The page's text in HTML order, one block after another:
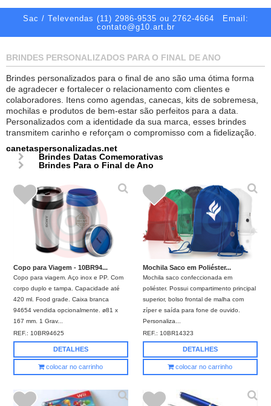
Sac / Televendas (11) 2986-9535 ou 2762-4664
Email:
contato@g10.art.br
BRINDES PERSONALIZADOS PARA O FINAL DE ANO
Brindes personalizados para o final de ano são uma ótima forma
de agradecer e fortalecer o relacionamento com clientes e
colaboradores. Itens como agendas, canecas, kits de sobremesa,
mochilas e produtos de bem-estar são perfeitos para a data.
Personalizados com a identidade da sua marca, esses brindes
transmitem carinho e reforçam o compromisso com a fidelização.
canetaspersonalizadas.net
Brindes Datas Comemorativas
Brindes Para o Final de Ano
Copo para Viagem - 10BR94...
Copo para viagem. Aço inox e PP. Com
corpo duplo e tampa. Capacidade até
420 ml. Food grade. Caixa branca
94654 vendida opcionalmente. ø81 x
167 mm. 1 Grav...
REF.: 10BR94625
DETALHES
colocar no carrinho
Mochila Saco em Poliéster...
Mochila saco confeccionada em
poliéster. Possui compartimento principal
superior, bolso frontal de malha com
zíper e saída para fone de ouvido.
Personaliza...
REF.: 10BR14323
DETALHES
colocar no carrinho